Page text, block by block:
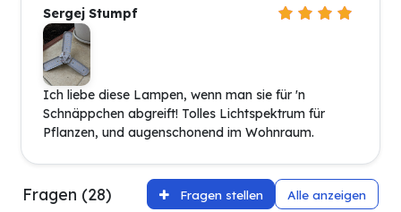
Sergej Stumpf
Ich liebe diese Lampen, wenn man sie für 'n
Schnäppchen abgreift! Tolles Lichtspektrum für
Pflanzen, und augenschonend im Wohnraum.
Fragen (28) Fragen stellen Alle anzeigen